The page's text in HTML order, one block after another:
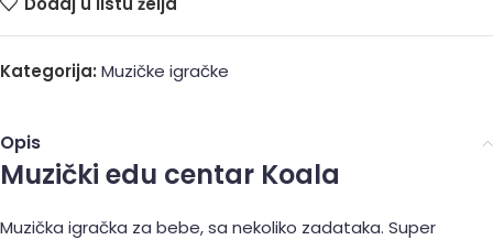
Kategorija: Muzičke igračke
Opis
Muzički edu centar Koala
Muzička igračka za bebe, sa nekoliko zadataka. Super